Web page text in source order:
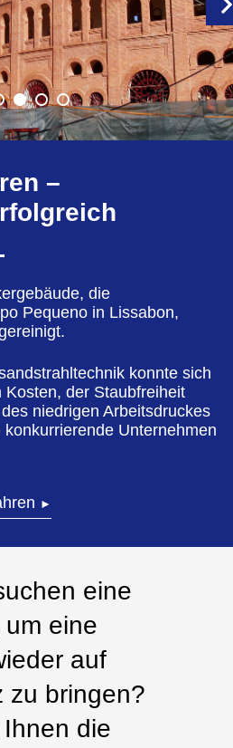
–
die
Pequeno in Lissabon,
konnte sich
der Staubfreiheit
niedrigen Arbeitsdruckes
Unternehmen
►
eine
eine
auf
zu bringen?
die